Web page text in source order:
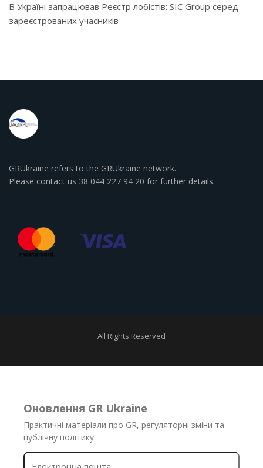
В Україні запрацював Реєстр лобістів: SIC Group серед
зареєстрованих учасників
GRUkraine refers to the GRUkraine network.
Please contact us 38 044 227 94 20 for further details.
All Rights Reserved